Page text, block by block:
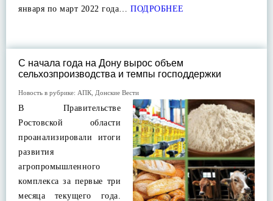
января по март 2022 года… ПОДРОБНЕЕ
С начала года на Дону вырос объем
сельхозпроизводства и темпы господдержки
Новость в рубрике: АПК Донские Вести
В Правительстве
Ростовской области
проанализировали итоги
развития
агропромышленного
комплекса за первые три
месяца текущего года.